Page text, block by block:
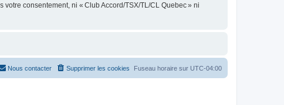
consentement, ni « Club Accord/TSX/TL/CL Quebec » ni
Fuseau horaire sur UTC-04:00
Supprimer les cookies
Nous contacter